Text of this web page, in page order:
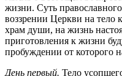
жизни. Суть
воззрении Церкви на тело
храм души, на жизнь
приготовления к жизни
пробуждении от которого
День первый. Тело